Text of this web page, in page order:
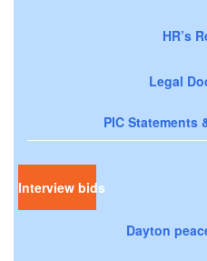
HR’s
Legal
PIC Statements
Interview bids
Dayton